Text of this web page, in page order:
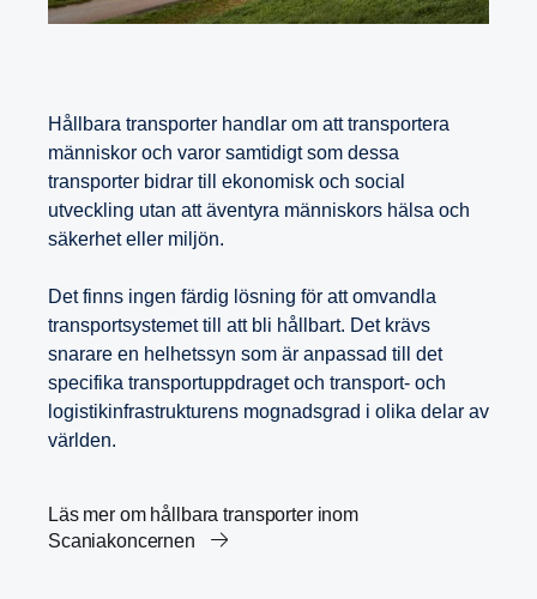
Hållbara transporter handlar om att transportera
människor och varor samtidigt som dessa
transporter bidrar till ekonomisk och social
utveckling utan att äventyra människors hälsa och
säkerhet eller miljön.
Det finns ingen färdig lösning för att omvandla
transportsystemet till att bli hållbart. Det krävs
snarare en helhetssyn som är anpassad till det
specifika transportuppdraget och transport- och
logistikinfrastrukturens mognadsgrad i olika delar av
världen.
Läs mer om hållbara transporter inom
Scaniakoncernen